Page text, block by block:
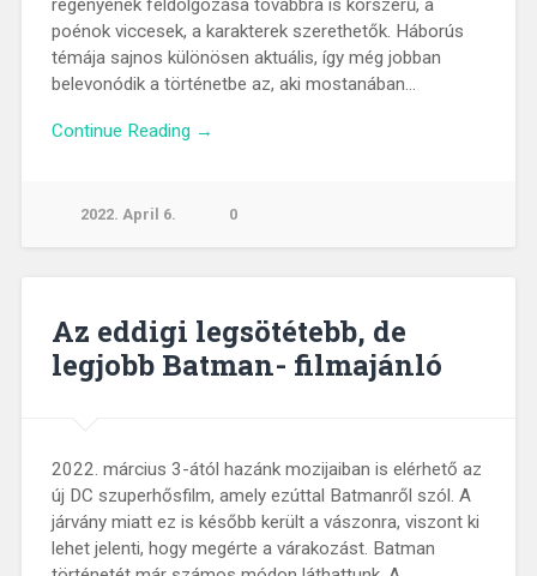
regényének feldolgozása továbbra is korszerű, a
poénok viccesek, a karakterek szerethetők. Háborús
témája sajnos különösen aktuális, így még jobban
belevonódik a történetbe az, aki mostanában…
Continue Reading →
2022. April 6. 0
Az eddigi legsötétebb, de
legjobb Batman- filmajánló
2022. március 3-ától hazánk mozijaiban is elérhető az
új DC szuperhősfilm, amely ezúttal Batmanről szól. A
járvány miatt ez is később került a vászonra, viszont ki
lehet jelenti, hogy megérte a várakozást. Batman